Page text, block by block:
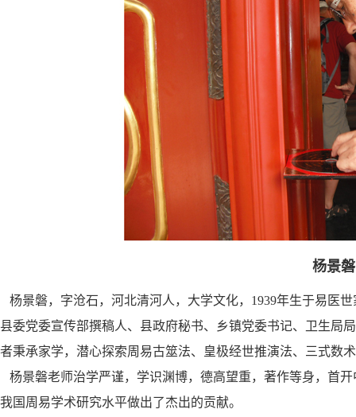
杨景
杨景磐，字沧石，河北清河人，大学文化，1939年生于易医
县委党委宣传部撰稿人、县政府秘书、乡镇党委书记、卫生局
者秉承家学，潜心探索周易古筮法、皇极经世推演法、三式数
杨景磐老师治学严谨，学识渊博，德高望重，著作等身，首
我国周易学术研究水平做出了杰出的贡献。